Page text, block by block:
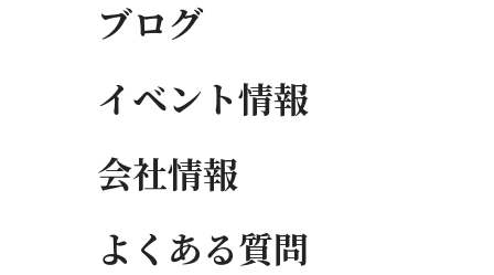
ブログ
イベント情報
会社情報
よくある質問